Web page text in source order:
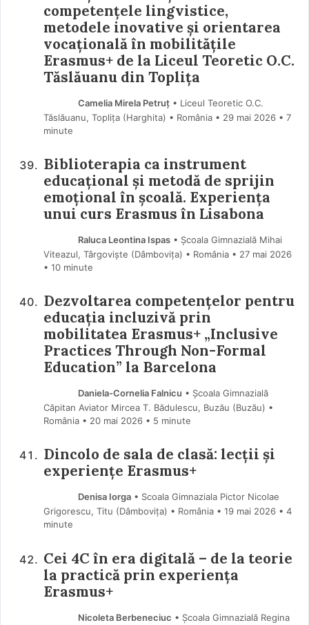
competențele lingvistice,
metodele inovative și orientarea
vocațională în mobilitățile
Erasmus+ de la Liceul Teoretic O.C.
Tăslăuanu din Toplița
Camelia Mirela Petruț• Liceul Teoretic O.C.
Tăslăuanu, Toplița (Harghita) • România
29 mai 2026 • 7
minute
Biblioterapia ca instrument
educațional și metodă de sprijin
emoțional în școală. Experiența
unui curs Erasmus în Lisabona
Raluca Leontina Ispas• Școala Gimnazială Mihai
Viteazul, Târgoviște (Dâmboviţa) • România
27 mai 2026
• 10 minute
Dezvoltarea competențelor pentru
educația incluzivă prin
mobilitatea Erasmus+ „Inclusive
Practices Through Non-Formal
Education” la Barcelona
Daniela-Cornelia Falnicu • Școala Gimnazială
Căpitan Aviator Mircea T. Bădulescu, Buzău (Buzău) •
România
20 mai 2026 • 5 minute
Dincolo de sala de clasă: lecții și
experiențe Erasmus+
Denisa Iorga• Scoala Gimnaziala Pictor Nicolae
Grigorescu, Titu (Dâmboviţa) • România
19 mai 2026 • 4
minute
Cei 4C în era digitală – de la teorie
la practică prin experiența
Erasmus+
Nicoleta Berbeneciuc • Școala Gimnazială Regina